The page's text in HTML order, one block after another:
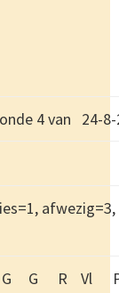
4 van 24-8-
G
G
R
Vl